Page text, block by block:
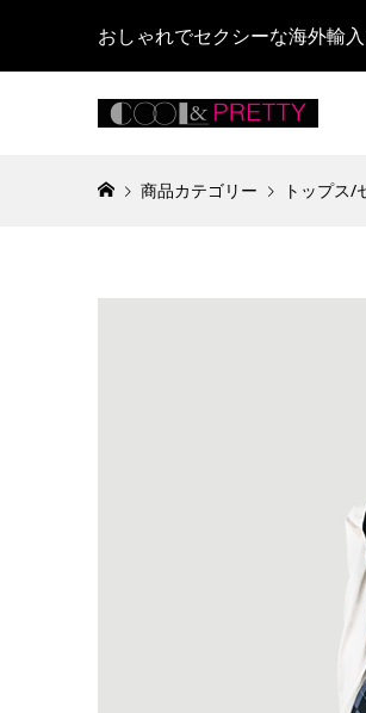
おしゃれでセクシーな海外輸
商品カテゴリー トップス/